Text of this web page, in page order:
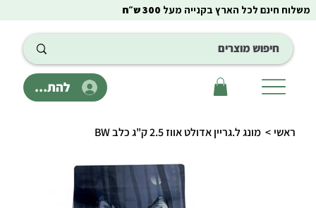
להתחבר
משלוח חינם לכל הארץ בקנייה מעל 300 ש״ח
ראשי > מונג ל.גריין אדולט אווז 2.5 ק"ג כלב BW